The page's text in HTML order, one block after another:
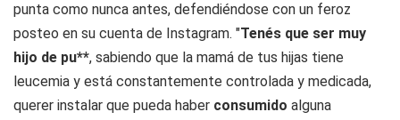
punta como nunca antes, defendiéndose con un feroz
posteo en su cuenta de Instagram. "Tenés que ser muy
hijo de pu**, sabiendo que la mamá de tus hijas tiene
leucemia y está constantemente controlada y medicada,
querer instalar que pueda haber consumido alguna